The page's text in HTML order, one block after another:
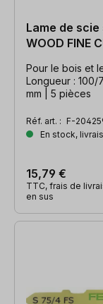
Lame de
WOOD FINE
Pour le bois et
Longueur : 100/
mm | 5 pièces
Réf. art. : F-
En stock,
15,79 €
TTC, frais de
en sus